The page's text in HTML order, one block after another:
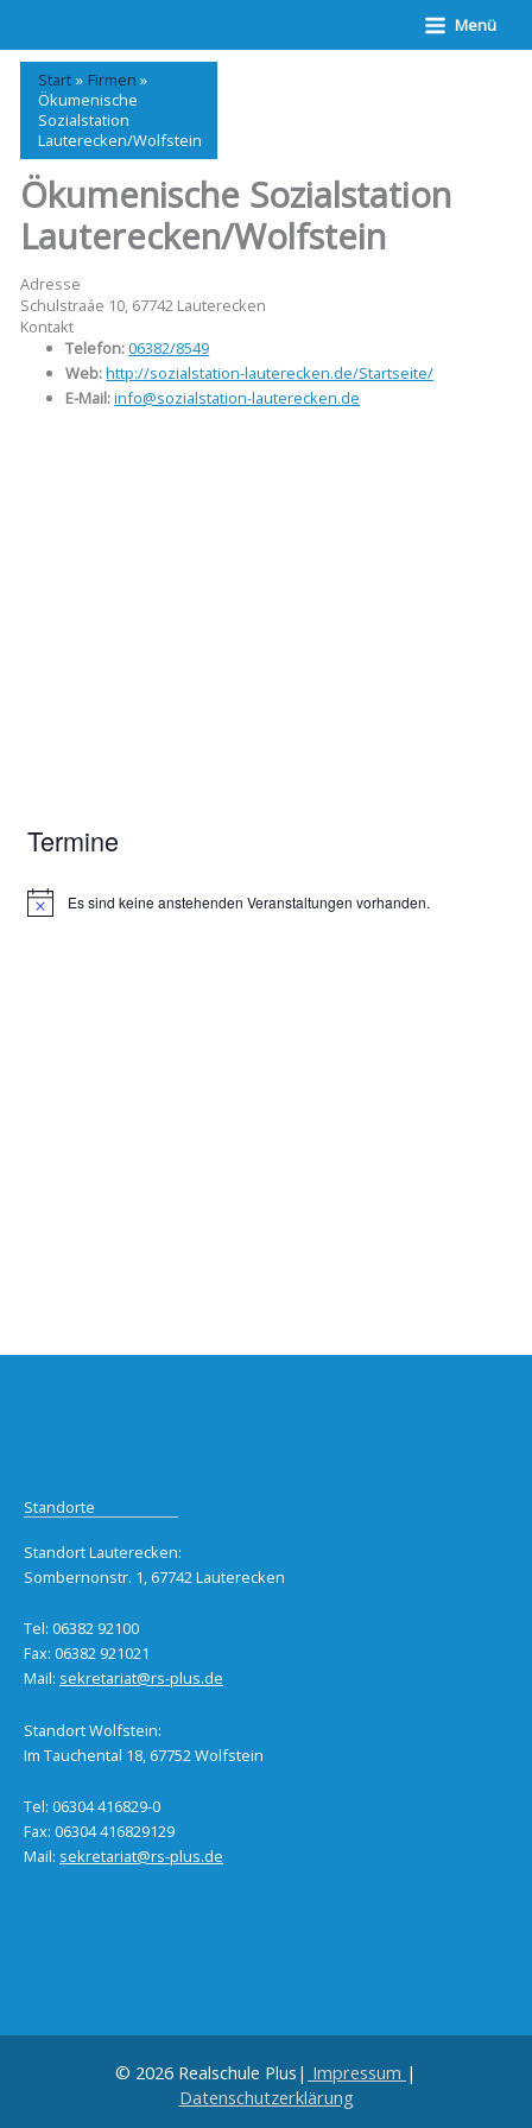
springen
Menü
Start
Firmen
Ökumenische
Sozialstation
Lauterecken/Wolfstein
Ökumenische Sozialstation
Lauterecken/Wolfstein
Adresse
Schulstraáe 10, 67742 Lauterecken
Kontakt
Telefon:06382/8549
Web:http://sozialstation-lauterecken.de/Startseite/
E-Mail:info@sozialstation-lauterecken.de
Termine
H
Es sind keine anstehenden Veranstaltungen vorhanden.
Standorte
Standort Lauterecken:
Sombernonstr. 1, 67742 Lauterecken
Tel: 06382 92100
Fax: 06382 921021
Mail: sekretariat@rs-plus.de
Standort Wolfstein:
Im Tauchental 18, 67752 Wolfstein
Tel: 06304 416829-0
Fax: 06304 416829129
Mail: sekretariat@rs-plus.de
© 2026 Realschule Plus| Impressum |
Datenschutzerklärung